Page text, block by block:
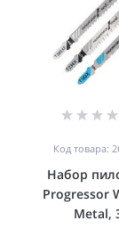
Код товара:
Набор
Progressor
Metal,